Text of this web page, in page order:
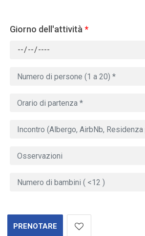
Giorno dell'attività*
PRENOTARE